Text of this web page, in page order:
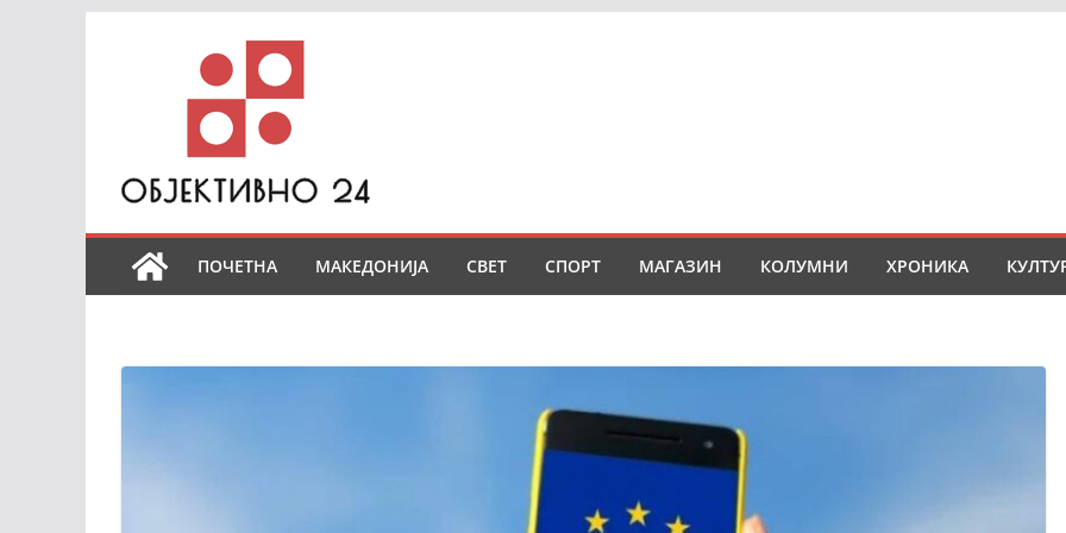
ПОЧЕТНА МАКЕДОНИЈА СВЕТ СПОРТ МАГАЗИН КОЛУМНИ ХРОНИКА